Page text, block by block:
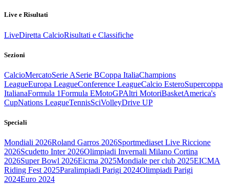
Live e Risultati
LiveDiretta CalcioRisultati e Classifiche
Sezioni
CalcioMercatoSerie ASerie BCoppa ItaliaChampions
LeagueEuropa LeagueConference LeagueCalcio EsteroSupercoppa
ItalianaFormula 1Formula EMotoGPAltri MotoriBasketAmerica's
CupNations LeagueTennisSciVolleyDrive UP
Speciali
Mondiali 2026Roland Garros 2026Sportmediaset Live Riccione
2026Scudetto Inter 2026Olimpiadi Invernali Milano Cortina
2026Super Bowl 2026Eicma 2025Mondiale per club 2025EICMA
Riding Fest 2025Paralimpiadi Parigi 2024Olimpiadi Parigi
2024Euro 2024